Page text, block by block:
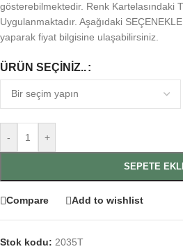
gösterebilmektedir. Renk Kartelasındaki
Uygulanmaktadır. Aşağıdaki
yaparak fiyat bilgisine ulaşabilirsiniz.
ÜRÜN SEÇINIZ..
- +
SEPETE
Compare Add to wishlist
Stok kodu: 2035T